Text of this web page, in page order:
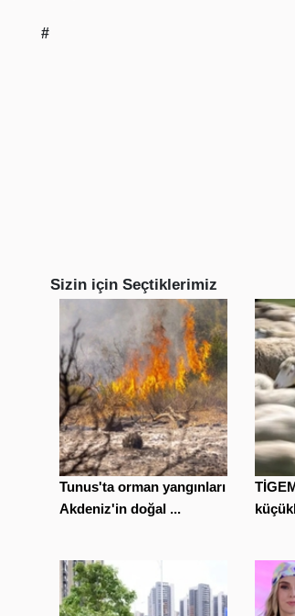
#
Sizin için Seçtiklerimiz
Tunus'ta orman yangınları
Akdeniz'in doğal ...